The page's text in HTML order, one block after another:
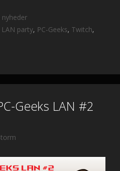
p
y
k
nyheder
LAN party, PC-Geeks, Twitch,
Geeks LAN #2